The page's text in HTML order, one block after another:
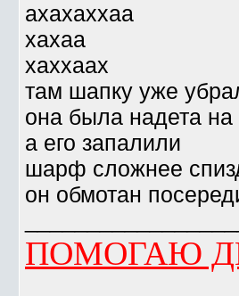
ахахаххаа
хахаа
хаххаах
там шапку уже
она была надета
а его запалили
шарф сложнее
он обмотан
ПОМОГАЮ